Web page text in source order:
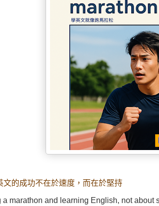
文的成功不在於速度，而在於堅持
a marathon and learning English, not about